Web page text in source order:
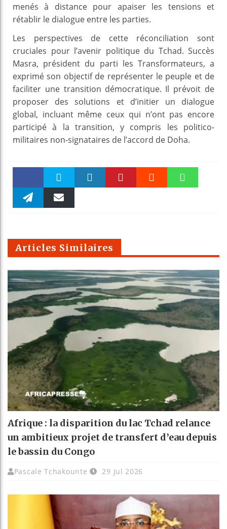
menés à distance pour apaiser les tensions et
rétablir le dialogue entre les parties.
Les perspectives de cette réconciliation sont
cruciales pour l’avenir politique du Tchad. Succès
Masra, président du parti les Transformateurs, a
exprimé son objectif de représenter le peuple et de
faciliter une transition démocratique. Il prévoit de
proposer des solutions et d’initier un dialogue
global, incluant même ceux qui n’ont pas encore
participé à la transition, y compris les politico-
militaires non-signataires de l’accord de Doha.
Faceboo Twitter
m
Articles Similaires
Afrique : la disparition du lac Tchad relance
un ambitieux projet de transfert d’eau depuis
le bassin du Congo
Pascale Tchakounte 29 Jul 2026